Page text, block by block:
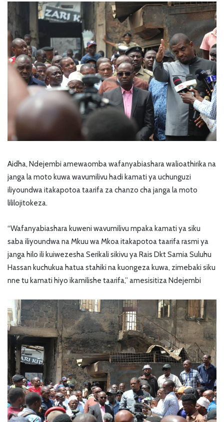
Aidha, Ndejembi amewaomba wafanyabiashara walioathirika na
janga la moto kuwa wavumilivu hadi kamati ya uchunguzi
iliyoundwa itakapotoa taarifa za chanzo cha janga la moto
lililojitokeza.
“Wafanyabiashara kuweni wavumilivu mpaka kamati ya siku
saba iliyoundwa na Mkuu wa Mkoa itakapotoa taarifa rasmi ya
janga hilo ili kuiwezesha Serikali sikivu ya Rais Dkt Samia Suluhu
Hassan kuchukua hatua stahiki na kuongeza kuwa, zimebaki siku
nne tu kamati hiyo ikamilishe taarifa,” amesisitiza Ndejembi